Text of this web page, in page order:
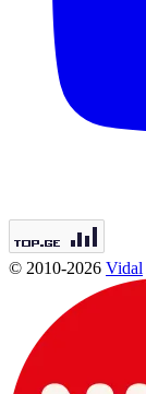
© 2010-2026 Vidal